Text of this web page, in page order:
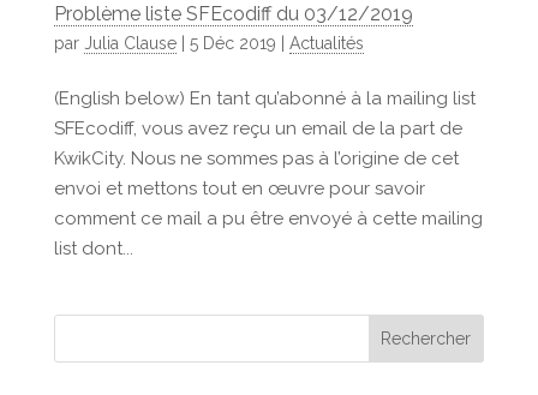
Problème liste SFEcodiff du 03/12/2019
par Julia Clause| 5 Déc 2019 Actualités
(English below) En tant qu’abonné à la mailing list
SFEcodiff, vous avez reçu un email de la part de
KwikCity. Nous ne sommes pas à l’origine de cet
envoi et mettons tout en œuvre pour savoir
comment ce mail a pu être envoyé à cette mailing
list dont...